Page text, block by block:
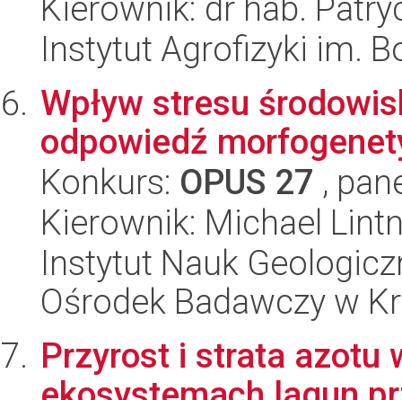
Kierownik: dr hab.
Instytut Agrofizyki im.
Wpływ stresu
odpowiedź
Konkurs: OPUS 27 ,
Kierownik: Michael
Instytut Nauk
Ośrodek Badawczy w
Przyrost i strata azotu